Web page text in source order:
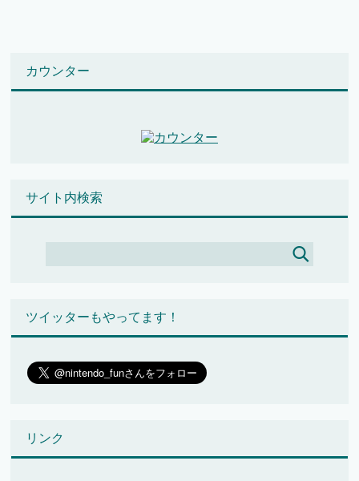
カウンター
サイト内検索
ツイッターもやってます！
リンク